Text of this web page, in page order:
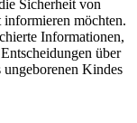
Sicherheit von
möchten.
Informationen,
über
Kindes